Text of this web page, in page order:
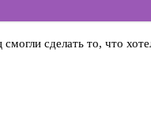
сделать то, что